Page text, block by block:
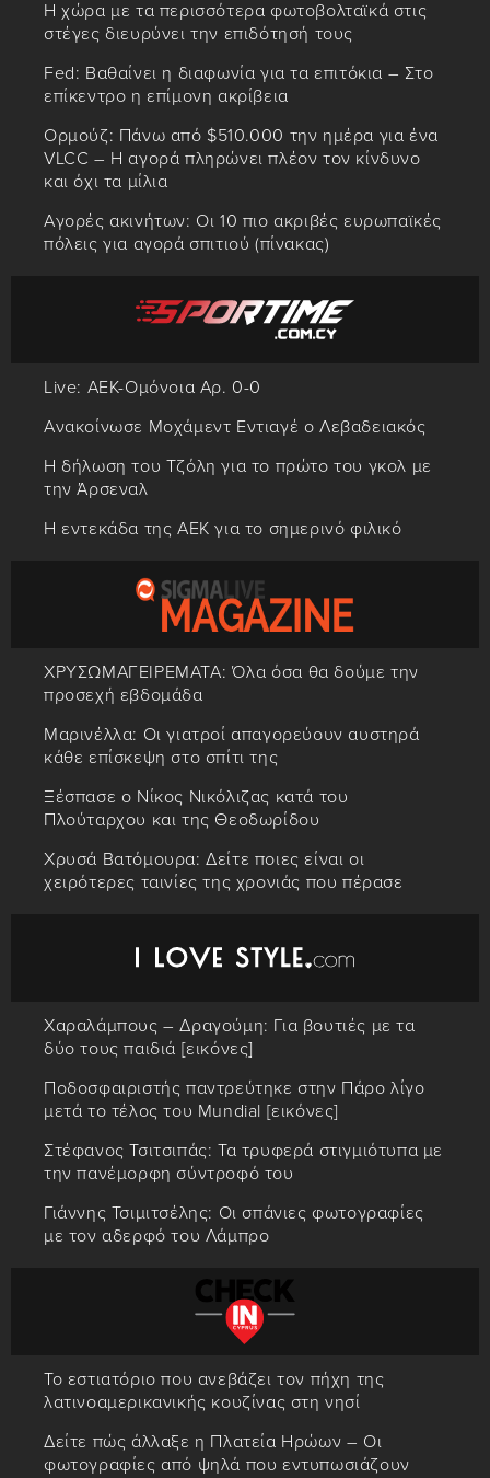
Η χώρα με τα περισσότερα φωτοβολταϊκά στις
στέγες διευρύνει την επιδότησή τους
Fed: Βαθαίνει η διαφωνία για τα επιτόκια – Στο
επίκεντρο η επίμονη ακρίβεια
Ορμούζ: Πάνω από $510.000 την ημέρα για ένα
VLCC – Η αγορά πληρώνει πλέον τον κίνδυνο
και όχι τα μίλια
Αγορές ακινήτων: Οι 10 πιο ακριβές ευρωπαϊκές
πόλεις για αγορά σπιτιού (πίνακας)
Live: ΑΕΚ-Ομόνοια Αρ. 0-0
Ανακοίνωσε Μοχάμεντ Εντιαγέ ο Λεβαδειακός
Η δήλωση του Τζόλη για το πρώτο του γκολ με
την Άρσεναλ
Η εντεκάδα της ΑΕΚ για το σημερινό φιλικό
ΧΡΥΣΩΜΑΓΕΙΡΕΜΑΤΑ: Όλα όσα θα δούμε την
προσεχή εβδομάδα
Μαρινέλλα: Οι γιατροί απαγορεύουν αυστηρά
κάθε επίσκεψη στο σπίτι της
Ξέσπασε ο Νίκος Νικόλιζας κατά του
Πλούταρχου και της Θεοδωρίδου
Χρυσά Βατόμουρα: Δείτε ποιες είναι οι
χειρότερες ταινίες της χρονιάς που πέρασε
Χαραλάμπους – Δραγούμη: Για βουτιές με τα
δύο τους παιδιά [εικόνες]
Ποδοσφαιριστής παντρεύτηκε στην Πάρο λίγο
μετά το τέλος του Mundial [εικόνες]
Στέφανος Τσιτσιπάς: Τα τρυφερά στιγμιότυπα με
την πανέμορφη σύντροφό του
Γιάννης Τσιμιτσέλης: Οι σπάνιες φωτογραφίες
με τον αδερφό του Λάμπρο
Το εστιατόριο που ανεβάζει τον πήχη της
λατινοαμερικανικής κουζίνας στη νησί
Δείτε πώς άλλαξε η Πλατεία Ηρώων – Οι
φωτογραφίες από ψηλά που εντυπωσιάζουν